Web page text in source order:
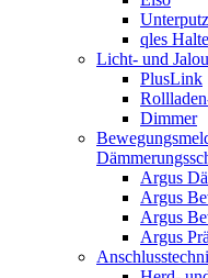
qles
Licht- und
PlusLink
Dimmer
Argus
Argus
Argus
Argus